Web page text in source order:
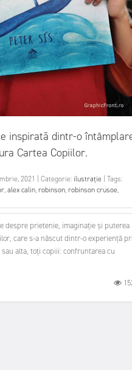
inspirată dintr-o
Cartea Copiilor.
2021 Categorie: ilustrație
Tags:
,alex calin,robinson,robinson crusoe,
despre prietenie, imaginație și puterea
care s-a născut dintr-o experiență
alta, toți copiii: confruntarea cu